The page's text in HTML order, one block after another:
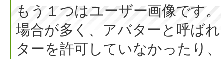
もう１つはユーザー画像です
場合が多く、アバターと呼ば
ターを許可していなかったり